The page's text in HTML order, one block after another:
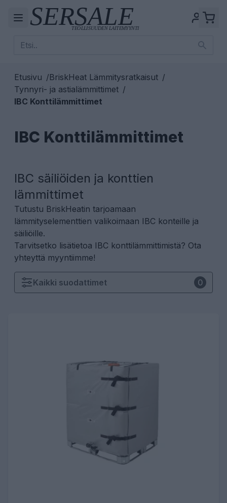
Etusivu /BriskHeat Lämmitysratkaisut /
Tynnyri- ja astialämmittimet /
IBC Konttilämmittimet
IBC Konttilämmittimet
IBC säiliöiden ja konttien
lämmittimet
Tutustu BriskHeatin tarjoamaan
lämmityselementtien valikoimaan IBC konteille ja
säiliöille.
Tarvitsetko lisätietoa IBC konttilämmittimistä? Ota
yhteyttä myyntiimme!
Kaikki suodattimet 0